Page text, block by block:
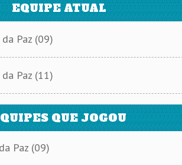
EQUIPE ATUAL
Paz (09)
Paz (11)
QUE JOGOU
Paz (09)